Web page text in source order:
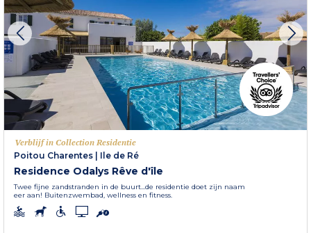
Verblijf in Collection Residentie
Poitou Charentes | Ile de Ré
Residence Odalys Rêve d'île
Twee fijne zandstranden in de buurt...de residentie doet zijn naam
eer aan! Buitenzwembad, wellness en fitness.